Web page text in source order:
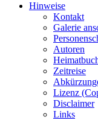
Hinweise
Kontakt
Galerie
Autoren
Zeitreise
Lizenz
Disclaimer
Links